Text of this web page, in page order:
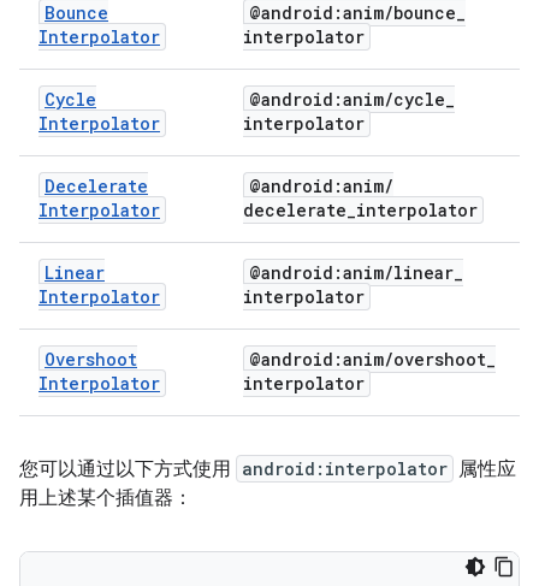
Bounce
Interpolator
@android:anim/bounce_
interpolator
Cycle
Interpolator
@android:anim/cycle_
interpolator
Decelerate
Interpolator
@android:anim/
decelerate_interpolator
Linear
Interpolator
@android:anim/linear_
interpolator
Overshoot
Interpolator
@android:anim/overshoot_
interpolator
您可以通过以下方式使用 android:interpolator 属性应
用上述某个插值器：